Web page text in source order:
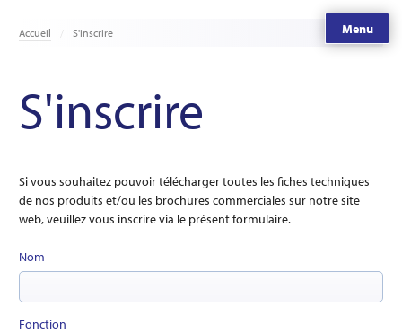
Menu
Accueil S'inscrire
S'inscrire
Si vous souhaitez pouvoir télécharger toutes les fiches techniques
de nos produits et/ou les brochures commerciales sur notre site
web, veuillez vous inscrire via le présent formulaire.
Nom
Fonction